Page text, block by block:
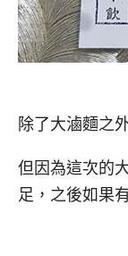
除了大滷麵之
但因為這次的
足，之後如果